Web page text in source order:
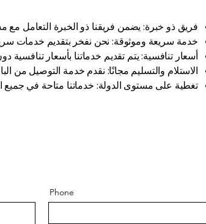
فريق ذو خبرة: يضمن فريقنا ذو الخبرة التعامل مع
خدمة سريعة وموثوقة: نحن نفخر بتقديم خدمات
أسعار تنافسية: يتم تقديم خدماتنا بأسعار تنافسية
الاستلام والتسليم مجانًا: نقدم خدمة التوصيل من
تغطية على مستوى الدولة: خدماتنا متاحة في جميع
Phone